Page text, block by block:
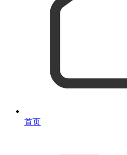
首页